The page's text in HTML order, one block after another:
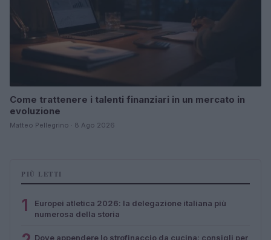
Come trattenere i talenti finanziari in un mercato in
evoluzione
Matteo Pellegrino · 8 Ago 2026
PIÙ LETTI
1
Europei atletica 2026: la delegazione italiana più
numerosa della storia
Dove appendere lo strofinaccio da cucina: consigli per